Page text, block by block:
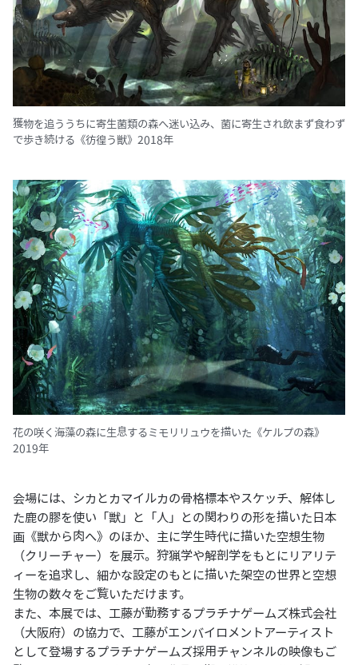
獲物を追ううちに寄生菌類の森へ迷い込み、菌に寄生され飲まず食わず
で歩き続ける《彷徨う獣》2018年
花の咲く海藻の森に生息するミモリリュウを描いた《ケルプの森》
2019年
会場には、シカとカマイルカの骨格標本やスケッチ、解体し
た鹿の膠を使い「獣」と「人」との関わりの形を描いた日本
画《獣から肉へ》のほか、主に学生時代に描いた空想生物
（クリーチャー）を展示。狩猟学や解剖学をもとにリアリテ
ィーを追求し、細かな設定のもとに描いた架空の世界と空想
生物の数々をご覧いただけます。
また、本展では、工藤が勤務するプラチナゲームズ株式会社
（大阪府）の協力で、工藤がエンバイロメントアーティスト
として登場するプラチナゲームズ採用チャンネルの映像もご